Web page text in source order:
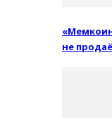
не